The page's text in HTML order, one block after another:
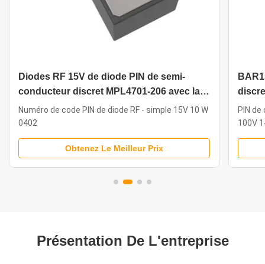
Diodes RF 15V de diode PIN de semi-
conducteur discret MPL4701-206 avec la
technologie de puce
Numéro de code PIN de diode RF - simple 15V 10 W
0402
Obtenez Le Meilleur Prix
PIN
100V
Présentation De L'entreprise